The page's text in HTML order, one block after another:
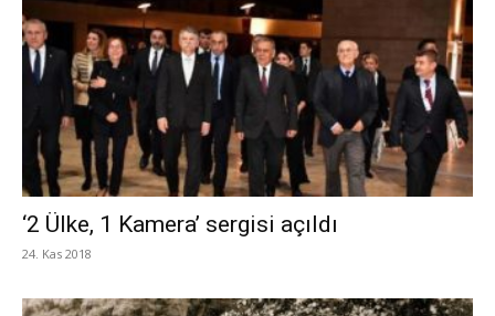
‘2 Ülke, 1 Kamera’ sergisi açıldı
24. Kas 2018